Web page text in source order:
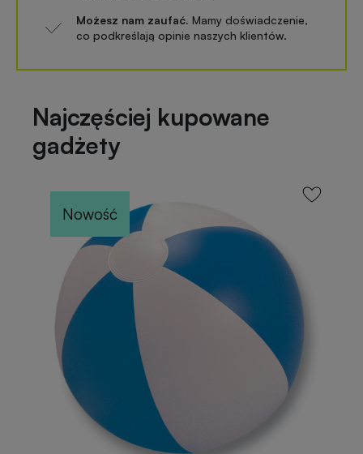
Możesz nam zaufać. Mamy doświadczenie,
co podkreślają opinie naszych klientów.
Najczęściej kupowane
gadżety
Nowość